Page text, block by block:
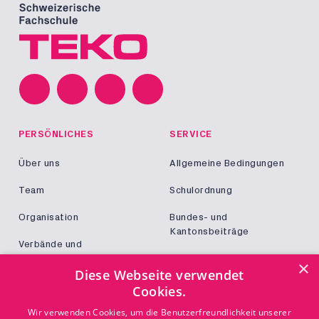
PERSÖNLICHES
Über uns
Team
Organisation
Verbände und
SERVICE
Allgemeine Bedingungen
Schulordnung
Bundes- und
Kantonsbeiträge
KONTAKT
×
Diese Webseite verwendet
Cookies.
Wir verwenden Cookies, um die Benutzerfreundlichkeit unserer